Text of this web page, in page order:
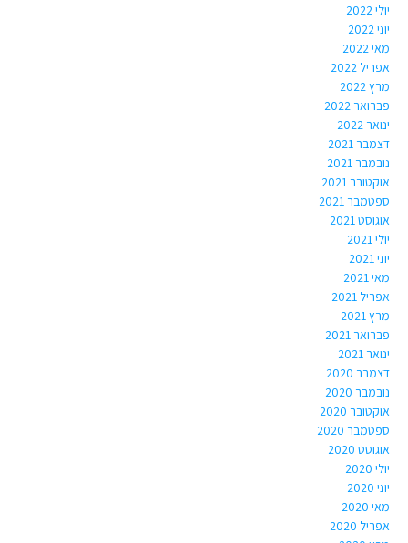
יולי 2022
יוני 2022
מאי 2022
אפריל 2022
מרץ 2022
פברואר 2022
ינואר 2022
דצמבר 2021
נובמבר 2021
אוקטובר 2021
ספטמבר 2021
אוגוסט 2021
יולי 2021
יוני 2021
מאי 2021
אפריל 2021
מרץ 2021
פברואר 2021
ינואר 2021
דצמבר 2020
נובמבר 2020
אוקטובר 2020
ספטמבר 2020
אוגוסט 2020
יולי 2020
יוני 2020
מאי 2020
אפריל 2020